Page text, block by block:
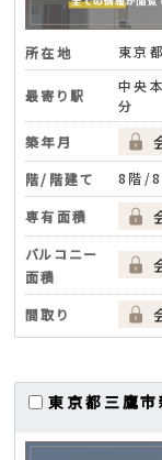
所在地 東京
最寄り駅
中央
分
築年月
階/階建て
8階/8
専有面積
バルコニー
面積
間取り
東京都三鷹市